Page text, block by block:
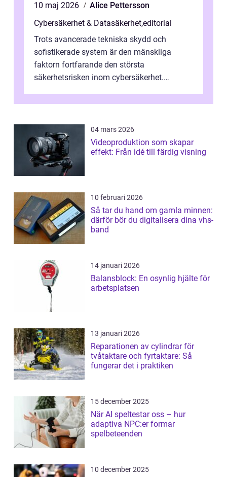
10 maj 2026
Alice Pettersson
Cybersäkerhet & Datasäkerhet,editorial
Trots avancerade tekniska skydd och
sofistikerade system är den mänskliga
faktorn fortfarande den största
säkerhetsrisken inom cybersäkerhet.
04 mars 2026
Videoproduktion som skapar
effekt: Från idé till färdig visning
10 februari 2026
Så tar du hand om gamla minnen:
därför bör du digitalisera dina vhs-
band
14 januari 2026
Balansblock: En osynlig hjälte för
arbetsplatsen
13 januari 2026
Reparationen av cylindrar för
tvåtaktare och fyrtaktare: Så
fungerar det i praktiken
15 december 2025
När AI speltestar oss – hur
adaptiva NPC:er formar
spelbeteenden
10 december 2025